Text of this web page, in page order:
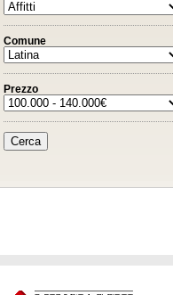
Comune
Prezzo